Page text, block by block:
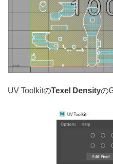
UV ToolkitのTexel Densityの